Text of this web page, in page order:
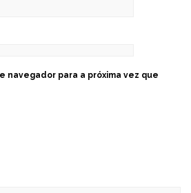
navegador para a próxima vez que